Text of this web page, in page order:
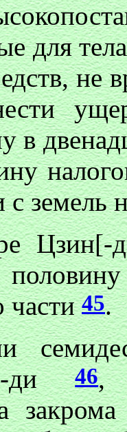
для
не
в
с земель
части45.
ди46,